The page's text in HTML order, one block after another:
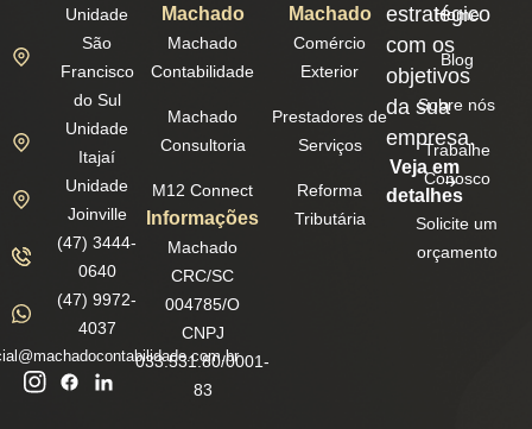
estratégico
com os
objetivos
da sua
empresa.
Veja em
detalhes
Unidade
São
Francisco
do Sul
Unidade
Itajaí
Unidade
Joinville
(47) 3444-
0640
(47) 9972-
4037
Machado
Machado
Contabilidade
Machado
Consultoria
M12 Connect
Informações
Machado
CRC/SC
004785/O
CNPJ
033.531.80/0001-
83
Machado
Comércio
Exterior
Prestadores de
Serviços
Reforma
Tributária
Home
Blog
Sobre nós
Trabalhe
Conosco
Solicite um
orçamento